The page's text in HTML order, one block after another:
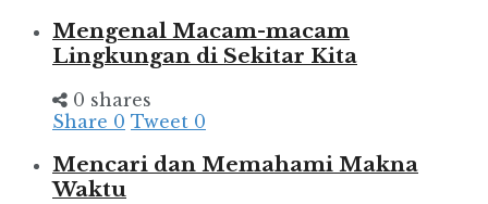
Mengenal Macam-macam
Lingkungan di Sekitar Kita
0 shares
Share 0 Tweet 0
Mencari dan Memahami Makna
Waktu